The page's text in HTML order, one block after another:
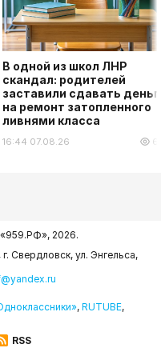
В одной из школ ЛНР
скандал: родителей
заставили сдавать
на ремонт затопленного
ливнями класса
16:44 07.08.26
2026.
Свердловск, ул. Энгельса,
, RUTUBE,
RSS